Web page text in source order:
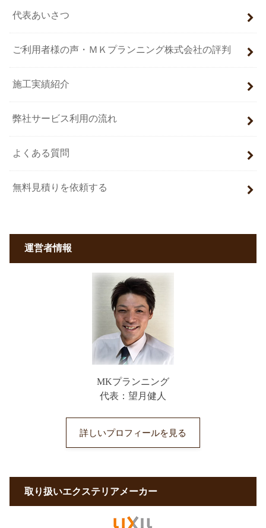
代表あいさつ
ご利用者様の声・ＭＫプランニング株式会社の評判
施工実績紹介
弊社サービス利用の流れ
よくある質問
無料見積りを依頼する
運営者情報
MKプランニング
代表：望月健人
詳しいプロフィールを見る
取り扱いエクステリアメーカー